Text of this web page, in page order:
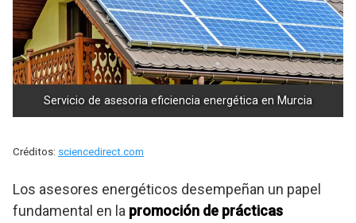
Servicio de asesoria eficiencia energética en Murcia
Créditos: sciencedirect.com
Los asesores energéticos desempeñan un papel
fundamental en la promoción de prácticas